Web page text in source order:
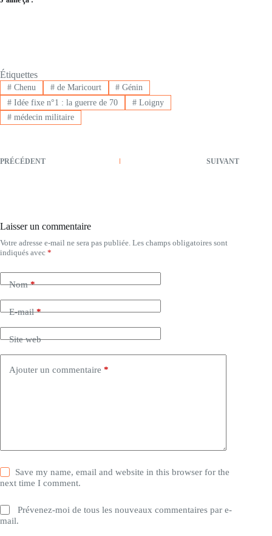
Étiquettes
#Chenu #de Maricourt # Génin
#Idée fixe n°1 : la guerre de 70 #Loigny
#médecin militaire
PRÉCÉDENT SUIVANT
Laisser un commentaire
Votre adresse e-mail ne sera pas publiée. Les champs obligatoires sont
indiqués avec *
Nom*
E-mail*
Site web
Ajouter un commentaire *
Save my name, email and website in this browser for the
next time I comment.
Prévenez-moi de tous les nouveaux commentaires par e-
mail.